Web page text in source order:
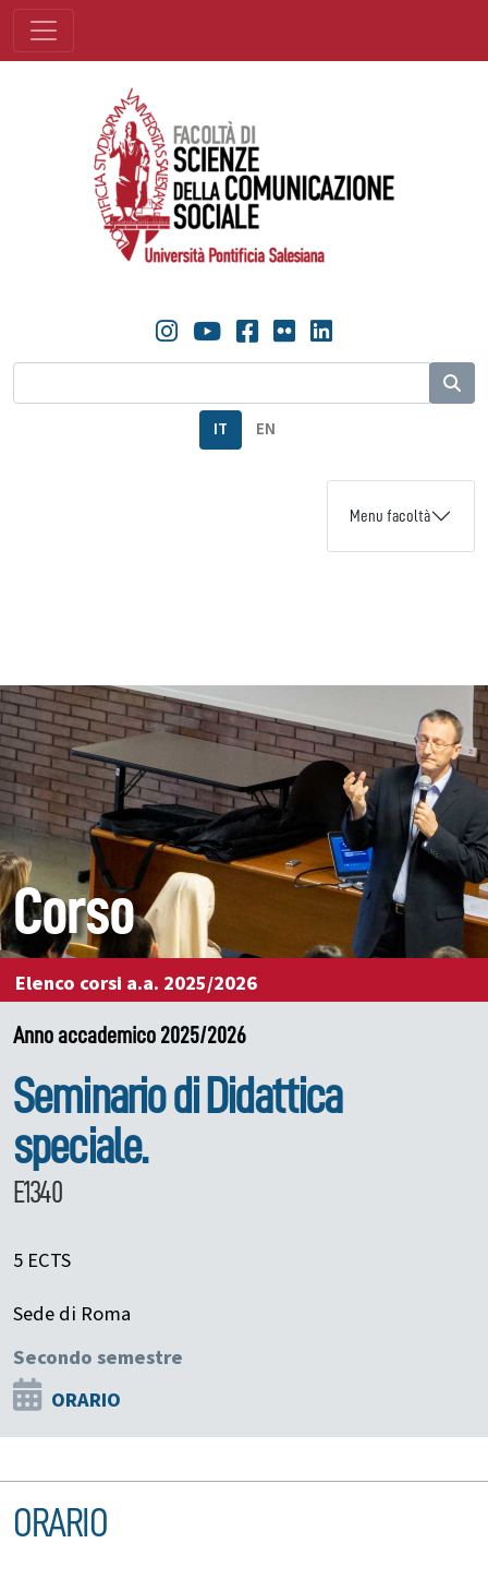
IT EN
Menu facoltà
Corso
Elenco corsi a.a. 2025/2026
Anno accademico 2025/2026
Seminario di Didattica
speciale.
E1340
5 ECTS
Sede di Roma
Secondo semestre
ORARIO
ORARIO